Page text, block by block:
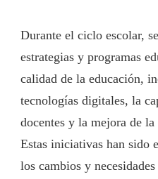
Durante el ciclo escolar,
estrategias y programas
calidad de la educación,
tecnologías digitales, la
docentes y la mejora de
Estas iniciativas han sido
los cambios y